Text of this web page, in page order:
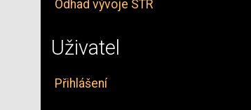
Odhad vývoje STR
Uživatel
Přihlášení